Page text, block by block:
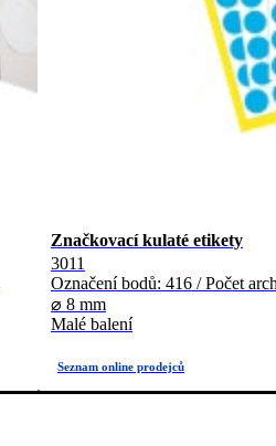
Značkovací kulaté etikety
3011
Označení bodů: 416 / Počet
⌀ 8 mm
Malé balení